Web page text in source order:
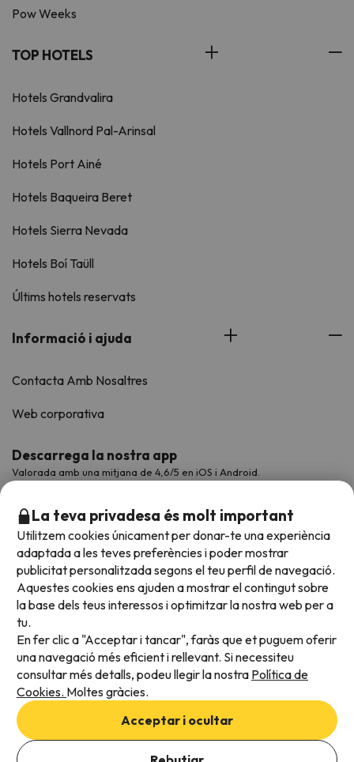
Afegeix les dates per comprovar la disponibilitat
Pow Weeks
TOP HOTELS
Hotels Grandvalira
Hotels Vallnord Pal-Arinsal
Hotels Port Ainé
Hotels Baqueira Beret
Hotels Sierra Nevada
Hotels Boí Taüll
Últims hotels reservats
Informació i ajuda
Contacta Amb Nosaltres
Web corporativa
Descarrega la nostra app
Valorada amb una mitjana de 4,6/5 en iOS i Android.
Acceptem
Condicions generals
Privadesa de dades
Política de cookies
La teva privadesa és molt important
Utilitzem cookies únicament per donar-te una experiència
adaptada a les teves preferències i poder mostrar
publicitat personalitzada segons el teu perfil de navegació.
Aquestes cookies ens ajuden a mostrar el contingut sobre
la base dels teus interessos i optimitzar la nostra web per a
tu.
En fer clic a "Acceptar i tancar", faràs que et puguem oferir
una navegació més eficient i rellevant. Si necessiteu
consultar més detalls, podeu llegir la nostra Política de
Cookies. Moltes gràcies.
Acceptar i ocultar